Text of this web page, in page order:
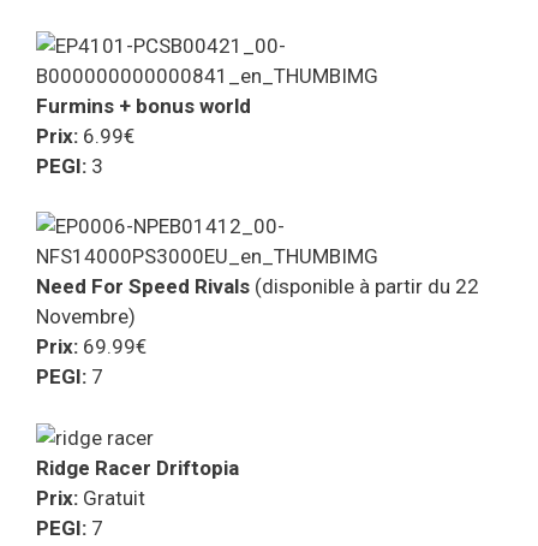
Furmins + bonus world
Prix: 6.99€
PEGI: 3
Need For Speed Rivals (disponible à partir du 22
Novembre)
Prix: 69.99€
PEGI: 7
Ridge Racer Driftopia
Prix: Gratuit
PEGI: 7